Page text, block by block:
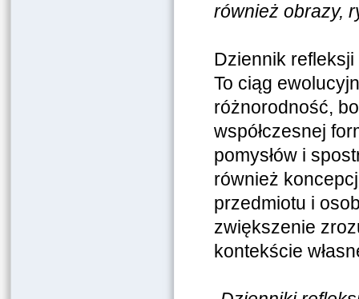
również obrazy,
Dziennik refleksji
To ciąg
różnorodność,
współczesnej
pomysłów i
również
przedmiotu i
zwiększenie
kontekście